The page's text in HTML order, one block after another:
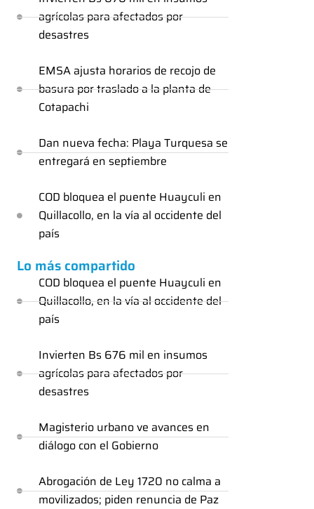
agrícolas para afectados por
desastres
EMSA ajusta horarios de recojo de
basura por traslado a la planta de
Cotapachi
Dan nueva fecha: Playa Turquesa se
entregará en septiembre
COD bloquea el puente Huayculi en
Quillacollo, en la vía al occidente del
país
Lo más compartido
COD bloquea el puente Huayculi en
Quillacollo, en la vía al occidente del
país
Invierten Bs 676 mil en insumos
agrícolas para afectados por
desastres
Magisterio urbano ve avances en
diálogo con el Gobierno
Abrogación de Ley 1720 no calma a
movilizados; piden renuncia de Paz